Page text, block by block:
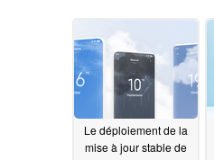
Le déploiement de la
mise à jour stable de